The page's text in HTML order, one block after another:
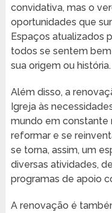
convidativa, mas o
oportunidades que
Espaços atualizados
todos se sentem
sua origem ou história.
Além disso, a
Igreja às
mundo em constante
reformar e se
se torna, assim, um
diversas atividades,
programas de apoio
A renovação é